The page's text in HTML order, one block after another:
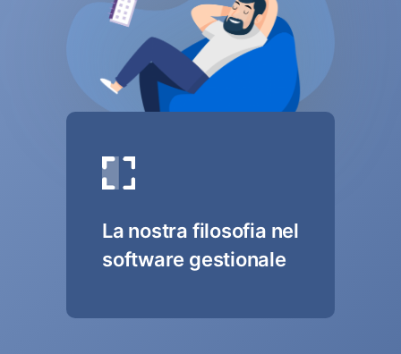
La nostra filosofia nel
software gestionale